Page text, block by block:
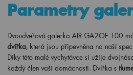
Parametry
Dvoudveřová galerka AIR GA2OE 100
dvířka, která jsou připevněna na naší
Díky této malé vychytávce si užije
každý člen vaší domácnosti. Dvířka s